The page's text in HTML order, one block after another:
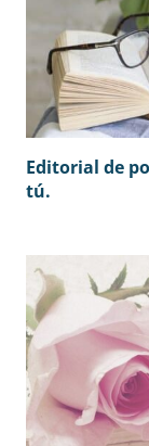
Editorial de
tú.